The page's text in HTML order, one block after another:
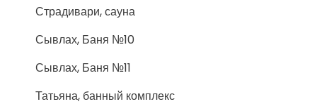
Страдивари, сауна
Сывлах, Баня №10
Сывлах, Баня №11
Татьяна, банный комплекс